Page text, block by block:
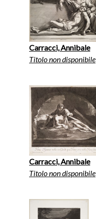
Carracci, Annibale
Titolo non disponibile
Carracci, Annibale
Titolo non disponibile